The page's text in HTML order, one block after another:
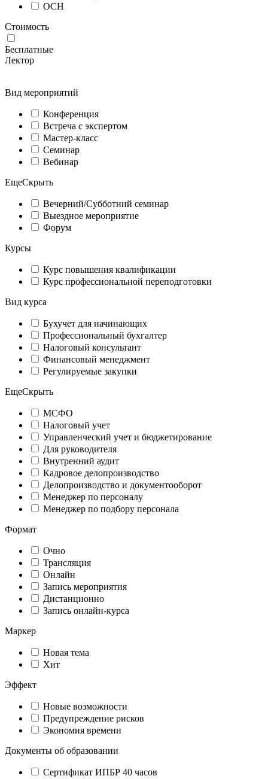
ОСН
Стоимость
Бесплатные
Лектор
Вид мероприятий
Конференция
Встреча с экспертом
Мастер-класс
Семинар
Вебинар
ЕщеСкрыть
Вечерний/Субботний семинар
Выездное мероприятие
Форум
Курсы
Курс повышения квалификации
Курс профессиональной переподготовки
Вид курса
Бухучет для начинающих
Профессиональный бухгалтер
Налоговый консультант
Финансовый менеджмент
Регулируемые закупки
ЕщеСкрыть
МСФО
Налоговый учет
Управленческий учет и бюджетирование
Для руководителя
Внутренний аудит
Кадровое делопроизводство
Делопроизводство и документооборот
Менеджер по персоналу
Менеджер по подбору персонала
Формат
Очно
Трансляция
Онлайн
Запись мероприятия
Дистанционно
Запись онлайн-курса
Маркер
Новая тема
Хит
Эффект
Новые возможности
Предупреждение рисков
Экономия времени
Документы об образовании
Сертификат ИПБР 40 часов